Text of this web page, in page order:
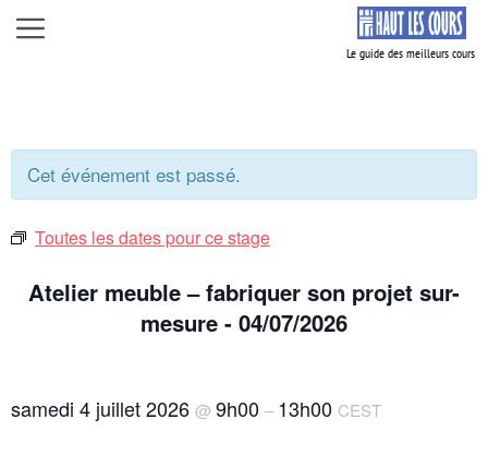
Aller
au
Menu
Cet événement est passé.
Toutes les dates pour ce stage
Atelier meuble – fabriquer son projet sur-
mesure - 04/07/2026
samedi 4 juillet 2026 @ 9h00 – 13h00 CEST